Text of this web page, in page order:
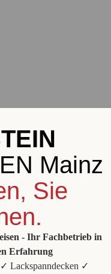
Mainz
Sie
- Ihr Fachbetrieb in
Erfahrung
Lackspanndecken ✓